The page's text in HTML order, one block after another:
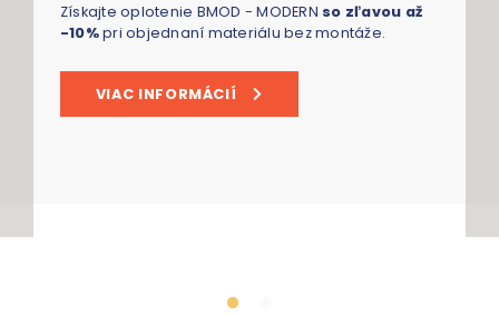
Získajte oplotenie BMOD - MODERN so zľavou až
-10%pri objednaní materiálu bez montáže.
VIAC INFORMÁCIÍ